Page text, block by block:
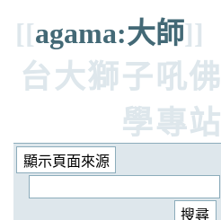
[[agama:大師]]
台大獅子吼佛
學專站